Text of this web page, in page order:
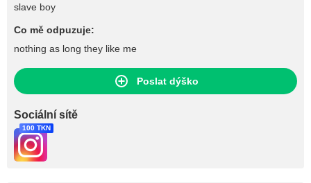
slave boy
Co mě odpuzuje:
nothing as long they like me
Poslat dýško
Sociální sítě
100 TKN